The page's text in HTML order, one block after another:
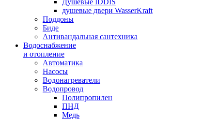
Душевые IDDIS
душевые двери WasserKraft
Поддоны
Биде
Антивандальная сантехника
Водоснабжение
и отопление
Автоматика
Насосы
Водонагреватели
Водопровод
Полипропилен
ПНД
Медь